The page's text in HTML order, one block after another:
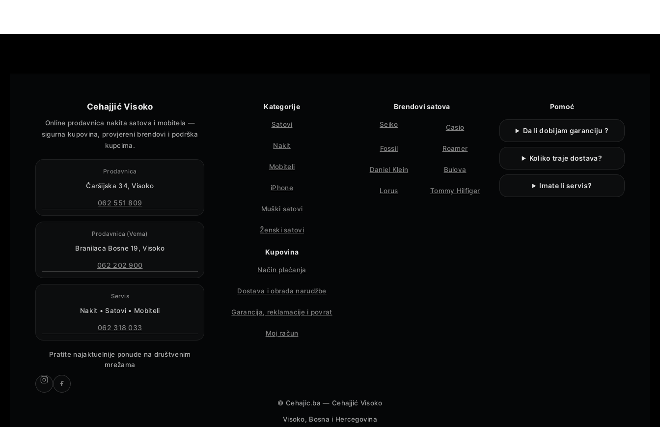
Cehajjić Visoko
Online prodavnica nakita satova i mobitela —
sigurna kupovina, provjereni brendovi i podrška
kupcima.
Prodavnica
Čaršijska 34, Visoko
062 551 809
Prodavnica (Vema)
Branilaca Bosne 19, Visoko
062 202 900
Servis
Nakit • Satovi • Mobiteli
062 318 033
Pratite najaktuelnije ponude na društvenim
mrežama
Kategorije
Satovi
Nakit
Mobiteli
iPhone
Muški satovi
Ženski satovi
Kupovina
Način plaćanja
Dostava i obrada narudžbe
Garancija, reklamacije i povrat
Moj račun
Brendovi satova
Seiko Casio
Fossil Roamer
Daniel Klein Bulova
Lorus Tommy Hilfiger
Pomoć
Da li dobijam garanciju ?
Koliko traje dostava?
Imate li servis?
©Cehajic.ba — Cehajjić Visoko
Visoko, Bosna i Hercegovina